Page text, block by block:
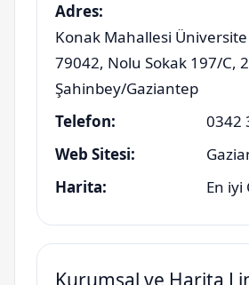
Adres:
Konak Mahallesi Üniversite
79042, Nolu Sokak 197/C,
Şahinbey/Gaziantep
Telefon:
0342
Web Sitesi:
Harita:
En iyi
Kurumsal ve Harita